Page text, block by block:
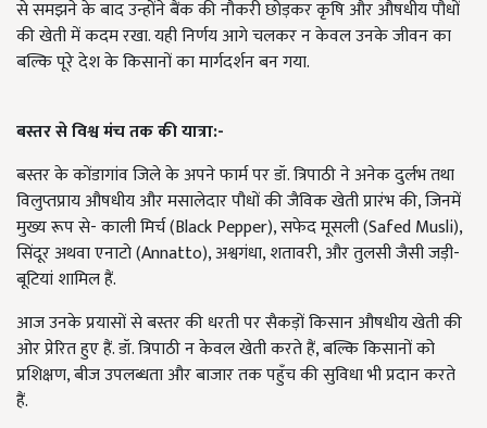
से समझने के बाद उन्होंने बैंक की नौकरी छोड़कर कृषि और औषधीय पौधों
की खेती में कदम रखा. यही निर्णय आगे चलकर न केवल उनके जीवन का
बल्कि पूरे देश के किसानों का मार्गदर्शन बन गया.
बस्तर से विश्व मंच तक की यात्रा:-
बस्तर के कोंडागांव जिले के अपने फार्म पर डॉ. त्रिपाठी ने अनेक दुर्लभ तथा
विलुप्तप्राय औषधीय और मसालेदार पौधों की जैविक खेती प्रारंभ की, जिनमें
मुख्य रूप से- काली मिर्च (Black Pepper), सफेद मूसली (Safed Musli),
सिंदूर अथवा एनाटो (Annatto), अश्वगंधा, शतावरी, और तुलसी जैसी जड़ी-
बूटियां शामिल हैं.
आज उनके प्रयासों से बस्तर की धरती पर सैकड़ों किसान औषधीय खेती की
ओर प्रेरित हुए हैं. डॉ. त्रिपाठी न केवल खेती करते हैं, बल्कि किसानों को
प्रशिक्षण, बीज उपलब्धता और बाजार तक पहुँच की सुविधा भी प्रदान करते
हैं.